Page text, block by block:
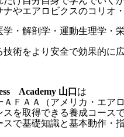
ナやエアロビクスのコリオ
学・解剖学・運動生理学・
技術をより安全で効果的に
Academy 山口 は
ＡＦＡＡ（アメリカ・エア
スを取得できる養成コース
スで基礎知識と基本動作・